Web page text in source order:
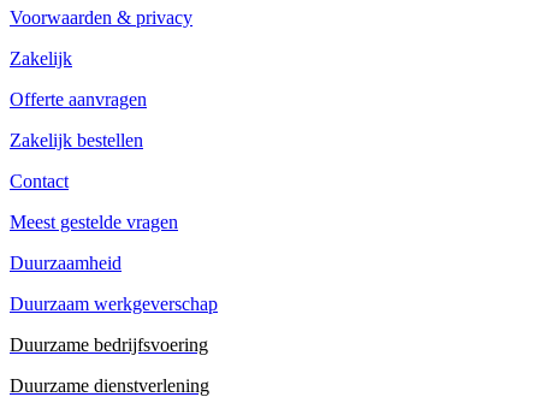
Voorwaarden & privacy
Zakelijk
Offerte aanvragen
Zakelijk bestellen
Contact
Meest gestelde vragen
Duurzaamheid
Duurzaam werkgeverschap
Duurzame bedrijfsvoering
Duurzame dienstverlening